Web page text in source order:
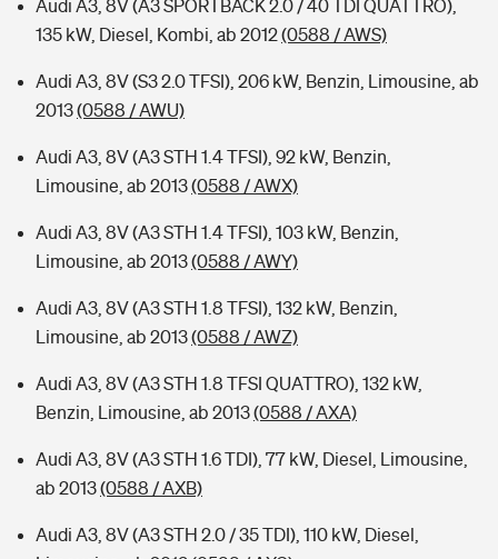
Audi A3, 8V (A3 SPORTBACK 2.0 / 40 TDI QUATTRO),
135 kW, Diesel, Kombi, ab 2012(0588 / AWS)
Audi A3, 8V (S3 2.0 TFSI), 206 kW, Benzin, Limousine, ab
2013(0588 / AWU)
Audi A3, 8V (A3 STH 1.4 TFSI), 92 kW, Benzin,
Limousine, ab 2013(0588 / AWX)
Audi A3, 8V (A3 STH 1.4 TFSI), 103 kW, Benzin,
Limousine, ab 2013(0588 / AWY)
Audi A3, 8V (A3 STH 1.8 TFSI), 132 kW, Benzin,
Limousine, ab 2013(0588 / AWZ)
Audi A3, 8V (A3 STH 1.8 TFSI QUATTRO), 132 kW,
Benzin, Limousine, ab 2013(0588 / AXA)
Audi A3, 8V (A3 STH 1.6 TDI), 77 kW, Diesel, Limousine,
ab 2013(0588 / AXB)
Audi A3, 8V (A3 STH 2.0 / 35 TDI), 110 kW, Diesel,